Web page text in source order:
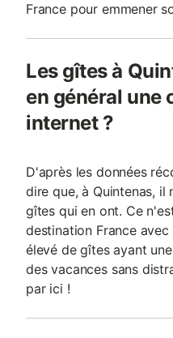
France pour emmener
Les gîtes à
en général une
internet ?
D'après les données
dire que, à Quintenas,
gîtes qui en ont. Ce
destination France
élevé de gîtes ayant
des vacances sans
par ici !